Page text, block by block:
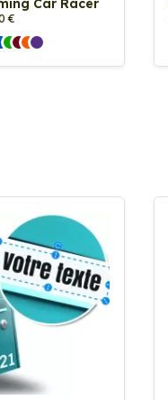
Car Racer
€